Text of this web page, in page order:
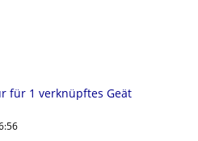
für 1 verknüpftes Geät